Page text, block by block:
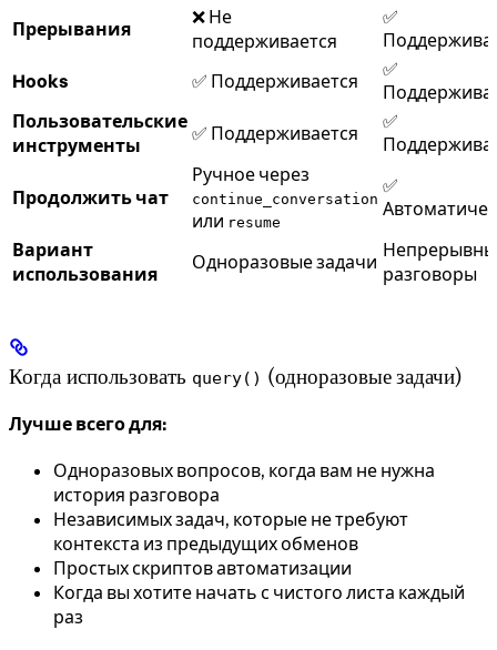
Прерывания
❌ Не
поддерживается
✅
Hooks
✅ Поддерживается
✅
Пользовательские
инструменты
✅ Поддерживается
✅
Продолжить чат
Ручное через
continue_conversation
или resume
✅
Вариант
использования
Одноразовые задачи
разговоры
Когда использовать query() (одноразовые задачи)
Лучше всего для:
Одноразовых вопросов, когда вам не нужна
история разговора
Независимых задач, которые не требуют
контекста из предыдущих обменов
Простых скриптов автоматизации
Когда вы хотите начать с чистого листа каждый
раз